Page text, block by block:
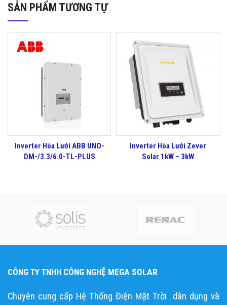
SẢN PHẨM TƯƠNG TỰ
Inverter Hòa Lưới ABB UNO-
DM-/3.3/6.0-TL-PLUS
Inverter Hòa Lưới Zever
Solar 1kW – 3kW
CÔNG TY TNHH CÔNG NGHỆ MEGA SOLAR
Chuyên cung cấp Hệ Thống Điện Mặt Trời dân dụng và